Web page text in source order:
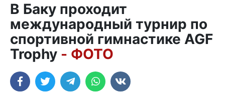
В Баку проходит
международный турнир по
спортивной гимнастике AGF
Trophy - ФОТО